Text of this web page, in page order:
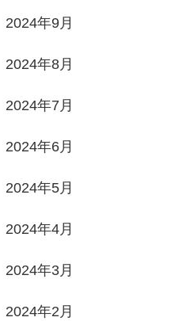
2024年9月
2024年8月
2024年7月
2024年6月
2024年5月
2024年4月
2024年3月
2024年2月